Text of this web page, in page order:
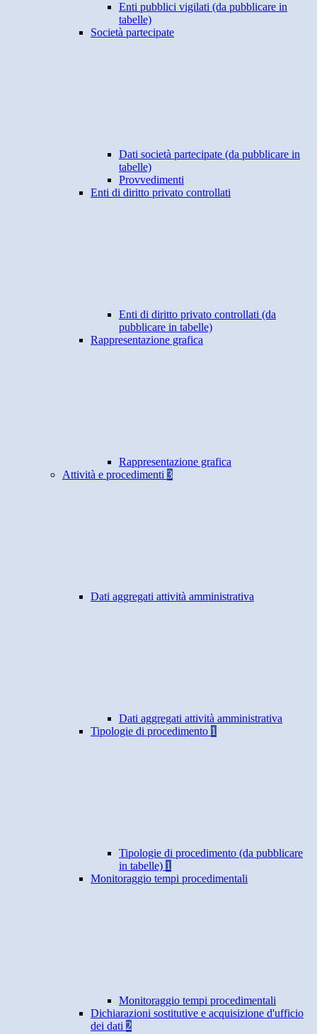
Enti pubblici vigilati (da pubblicare in
tabelle)
Società partecipate
Dati società partecipate (da pubblicare in
tabelle)
Provvedimenti
Enti di diritto privato controllati
Enti di diritto privato controllati (da
pubblicare in tabelle)
Rappresentazione grafica
Rappresentazione grafica
Attività e procedimenti 3
Dati aggregati attività amministrativa
Dati aggregati attività amministrativa
Tipologie di procedimento 1
Tipologie di procedimento (da pubblicare
in tabelle) 1
Monitoraggio tempi procedimentali
Monitoraggio tempi procedimentali
Dichiarazioni sostitutive e acquisizione d'ufficio
dei dati 2